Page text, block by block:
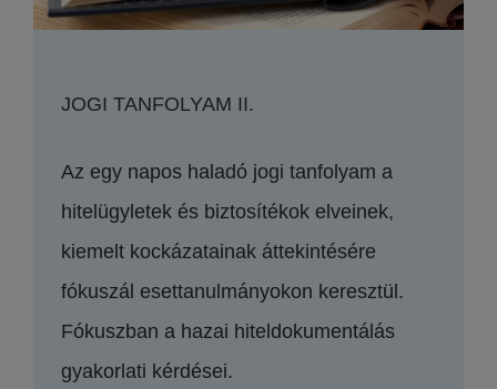
JOGI TANFOLYAM II.
Az egy napos haladó jogi tanfolyam a
hitelügyletek és biztosítékok elveinek,
kiemelt kockázatainak áttekintésére
fókuszál esettanulmányokon keresztül.
Fókuszban a hazai hiteldokumentálás
gyakorlati kérdései.